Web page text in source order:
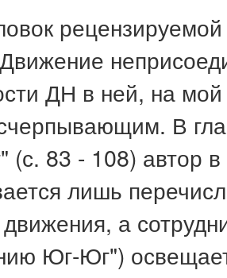
ДН в ней, на
В
83 - 108) автор в
лишь
а
Юг-Юг")